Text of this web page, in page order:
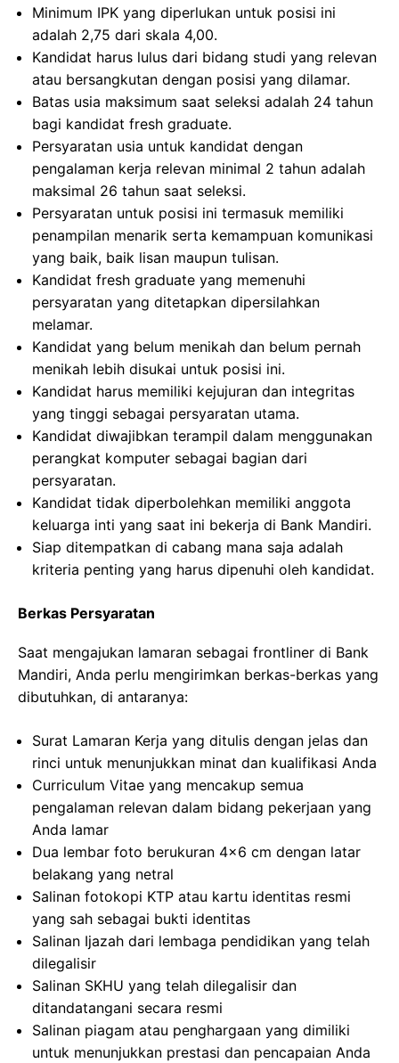
Minimum IPK yang diperlukan untuk posisi ini
adalah 2,75 dari skala 4,00.
Kandidat harus lulus dari bidang studi yang relevan
atau bersangkutan dengan posisi yang dilamar.
Batas usia maksimum saat seleksi adalah 24 tahun
bagi kandidat fresh graduate.
Persyaratan usia untuk kandidat dengan
pengalaman kerja relevan minimal 2 tahun adalah
maksimal 26 tahun saat seleksi.
Persyaratan untuk posisi ini termasuk memiliki
penampilan menarik serta kemampuan komunikasi
yang baik, baik lisan maupun tulisan.
Kandidat fresh graduate yang memenuhi
persyaratan yang ditetapkan dipersilahkan
melamar.
Kandidat yang belum menikah dan belum pernah
menikah lebih disukai untuk posisi ini.
Kandidat harus memiliki kejujuran dan integritas
yang tinggi sebagai persyaratan utama.
Kandidat diwajibkan terampil dalam menggunakan
perangkat komputer sebagai bagian dari
persyaratan.
Kandidat tidak diperbolehkan memiliki anggota
keluarga inti yang saat ini bekerja di Bank Mandiri.
Siap ditempatkan di cabang mana saja adalah
kriteria penting yang harus dipenuhi oleh kandidat.
Berkas Persyaratan
Saat mengajukan lamaran sebagai frontliner di Bank
Mandiri, Anda perlu mengirimkan berkas-berkas yang
dibutuhkan, di antaranya:
Surat Lamaran Kerja yang ditulis dengan jelas dan
rinci untuk menunjukkan minat dan kualifikasi Anda
Curriculum Vitae yang mencakup semua
pengalaman relevan dalam bidang pekerjaan yang
Anda lamar
Dua lembar foto berukuran 4×6 cm dengan latar
belakang yang netral
Salinan fotokopi KTP atau kartu identitas resmi
yang sah sebagai bukti identitas
Salinan Ijazah dari lembaga pendidikan yang telah
dilegalisir
Salinan SKHU yang telah dilegalisir dan
ditandatangani secara resmi
Salinan piagam atau penghargaan yang dimiliki
untuk menunjukkan prestasi dan pencapaian Anda